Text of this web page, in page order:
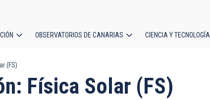
OBSERVATORIOS DE CANARIAS CIENCIA Y TECNOLOGÍA
(FS)
Física Solar (FS)